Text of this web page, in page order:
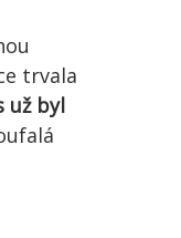
trvala
už byl